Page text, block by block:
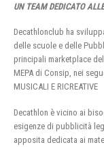
UN TEAM DEDICATO
Decathlonclub ha
delle scuole e delle
principali marketplace
MEPA di Consip, nei
MUSICALI E RICREATIVE
Decathlon è vicino ai
esigenze di pubblicità
apposita dedicata ai